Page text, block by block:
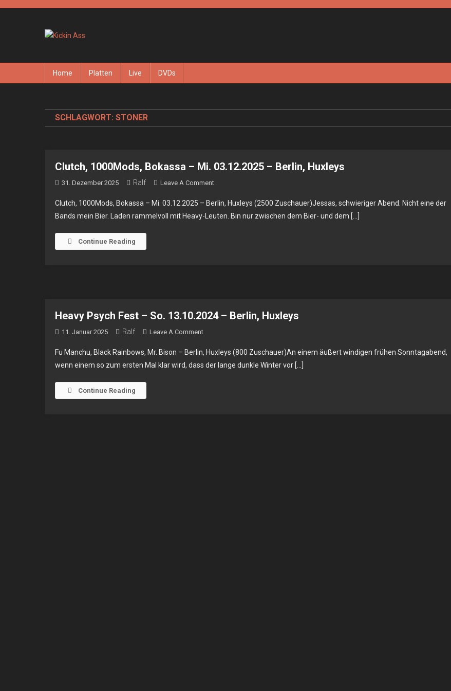
Home Platten Live DVDs
SCHLAGWORT: STONER
Clutch, 1000Mods, Bokassa – Mi. 03.12.2025 – Berlin, Huxleys
31. Dezember 2025 Ralf Leave A CommentOn
1000Mods,
Bokassa
Clutch, 1000Mods, Bokassa – Mi. 03.12.2025 – Berlin, Huxleys (2500 Zuschauer)Jessas, schwieriger Abend. Nicht eine der
Bands mein Bier. Laden rammelvoll mit Heavy-Leuten. Bin nur zwischen dem Bier- und dem […]
Continue Reading
Heavy Psych Fest – So. 13.10.2024 – Berlin, Huxleys
11. Januar 2025 Ralf Leave A CommentOn
Psych
Fest
Fu Manchu, Black Rainbows, Mr. Bison – Berlin, Huxleys (800 Zuschauer)An einem äußert windigen frühen Sonntagabend,
wenn einem so zum ersten Mal klar wird, dass der lange dunkle Winter vor […]
Continue Reading